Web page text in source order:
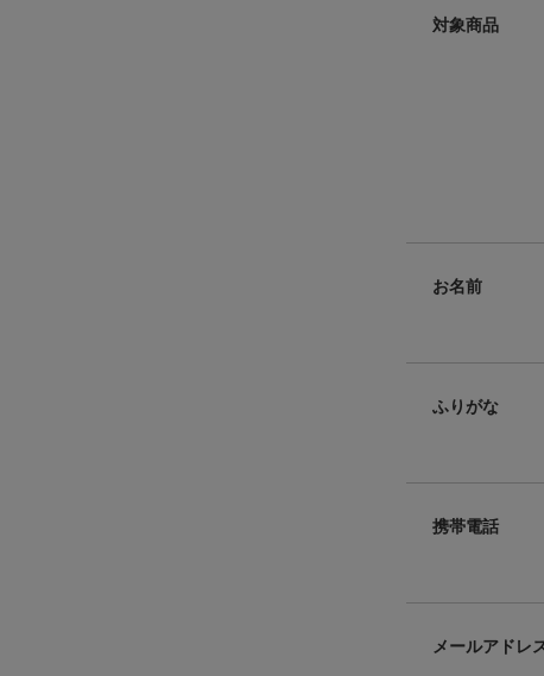
対象商品
お名前
ふりがな
携帯電話
メールアドレ